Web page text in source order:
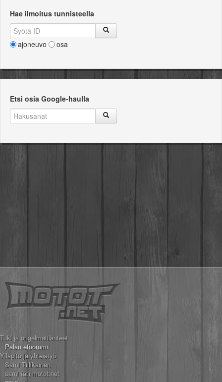
Hae ilmoitus tunnisteella
ajoneuvo osa
Etsi osia Google-haulla
Tuki ja ongelmatilanteet
Palautefoorumi
Ylläpito ja yhteistyö
Sami Tiilikainen
sami (ät) motot.net